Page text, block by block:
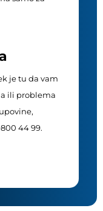
je tu da vam
ili problema
44 99.